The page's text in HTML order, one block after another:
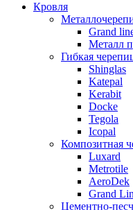
Кровля
Grand
Металл
Гибкая
Shinglas
Katepal
Kerabit
Docke
Tegola
Icopal
Композитная
Luxard
Metrotile
AeroDek
Grand
Цементно-